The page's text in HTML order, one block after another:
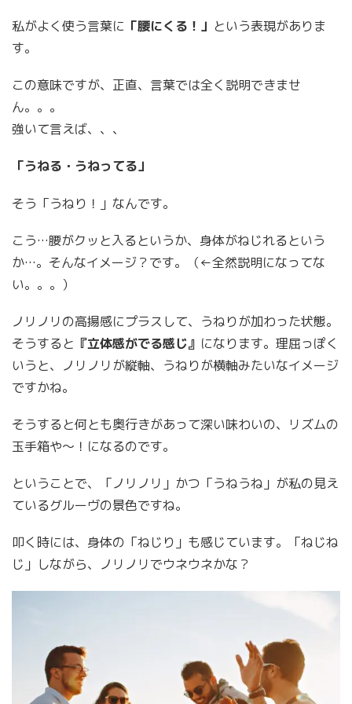
私がよく使う言葉に 「腰にくる！」 という表現がありま
す。
この意味ですが、正直、言葉では全く説明できませ
ん。。。
強いて言えば、、、
「うねる・うねってる」
そう「うねり！」なんです。
こう…腰がクッと入るというか、身体がねじれるという
か…。そんなイメージ？です。（←全然説明になってな
い。。。）
ノリノリの高揚感にプラスして、うねりが加わった状態。
そうすると 『立体感がでる感じ』 になります。理屈っぽく
いうと、ノリノリが縦軸、うねりが横軸みたいなイメージ
ですかね。
そうすると何とも奥行きがあって深い味わいの、リズムの
玉手箱や〜！になるのです。
ということで、「ノリノリ」かつ「うねうね」が私の見え
ているグルーヴの景色ですね。
叩く時には、身体の「ねじり」も感じています。「ねじね
じ」しながら、ノリノリでウネウネかな？